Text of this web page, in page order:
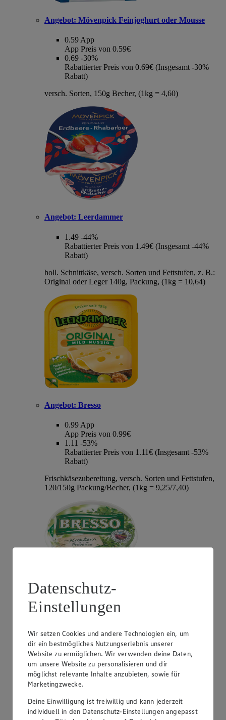
Angebot: Mövenpick Feinjoghurt oder Mousse
0.59 App
App Preis von 0.59€
0.69 -30%
Rabattierter Preis von 0.69€ (Insgesamt -30%
Rabatt)
versch. Sorten, 150g Becher, (1kg = 4,60)
Angebot: Leerdammer
1.49 -44%
Rabattierter Preis von 1.49€ (Insgesamt -44%
Rabatt)
holl. Schnittkäse, versch. Sorten und Fettstufen, z. B.:
Original oder Leger 140g, Packung, (1kg = 10,64)
Angebot: Bresso
0.99 App
App Preis von 0.99€
1.11 -53%
Rabattierter Preis von 1.11€ (Insgesamt -53%
Rabatt)
Frischkäsezubereitung, versch. Sorten und Fettstufen,
120/150g Packung/Becher, (1kg = 9,25/7,40)
Mehr laden
Angebot:Rustikales Baguette Zwiebel oder
Peperoni
Gültig ab 08.08.2026
0.79
Rabattierter Preis von 0.79€ (Insgesamt -20%
Rabatt)
mit knuspriger Kruste, 300g Laib, (1kg = 2,63)
Datenschutz-
Einstellungen
Wir setzen Cookies und andere Technologien ein, um
dir ein bestmögliches Nutzungserlebnis unserer
Website zu ermöglichen. Wir verwenden deine Daten,
um unsere Website zu personalisieren und dir
möglichst relevante Inhalte anzubieten, sowie für
Marketingzwecke.
Deine Einwilligung ist freiwillig und kann jederzeit
individuell in den Datenschutz-Einstellungen angepasst